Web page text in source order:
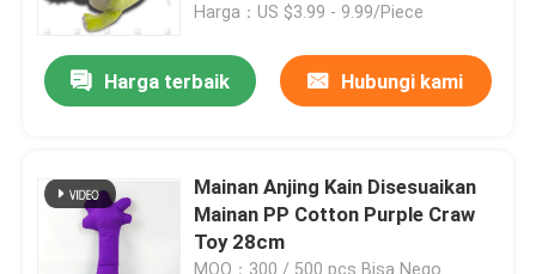
Harga：US $3.99 - 9.99/Piece
Harga terbaik Hubungi kami
Mainan Anjing Kain Disesuaikan
Mainan PP Cotton Purple Craw
Toy 28cm
MOQ：300 / 500 pcs Bisa Nego